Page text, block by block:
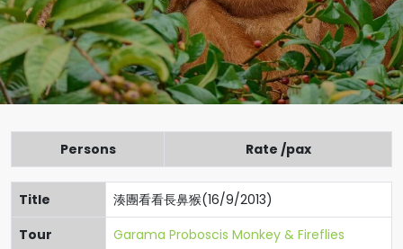
Persons Rate /pax
Title
湊團看看長鼻猴(16/9/2013)
Tour
Garama Proboscis Monkey & Fireflies